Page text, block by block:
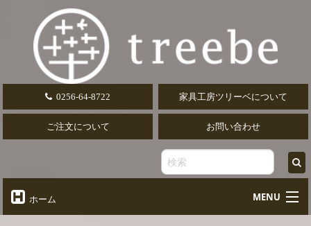
0256-64-8722 家具工房ツリーベについて
ご注文について お問い合わせ
ホーム MENU